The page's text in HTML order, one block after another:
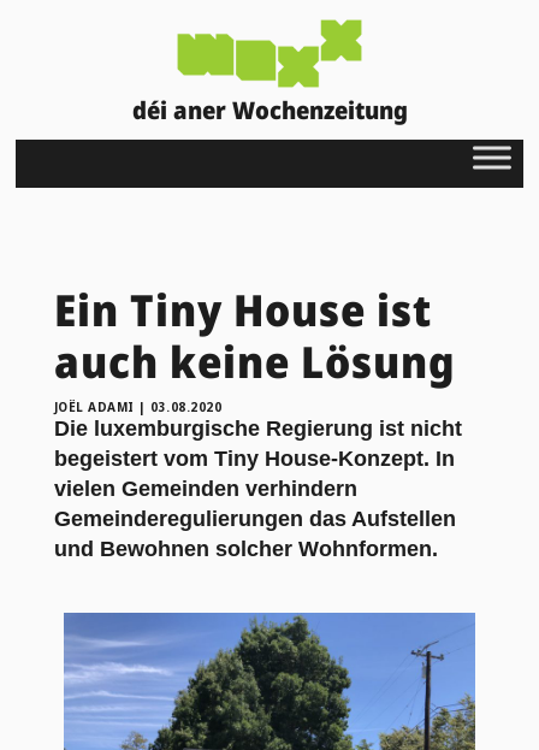
déi aner Wochenzeitung
Ein Tiny House ist
auch keine Lösung
JOËL ADAMI | 03.08.2020
Die luxemburgische Regierung ist nicht
begeistert vom Tiny House-Konzept. In
vielen Gemeinden verhindern
Gemeinderegulierungen das Aufstellen
und Bewohnen solcher Wohnformen.